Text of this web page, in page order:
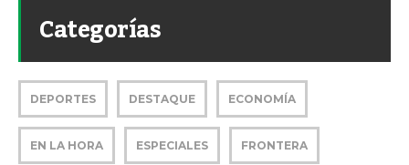
Categorías
DEPORTES DESTAQUE ECONOMÍA
EN LA HORA ESPECIALES FRONTERA